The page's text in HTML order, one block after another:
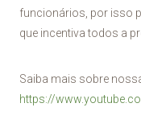
funcionários, por isso
que incentiva todos a
Saiba mais sobre
https://